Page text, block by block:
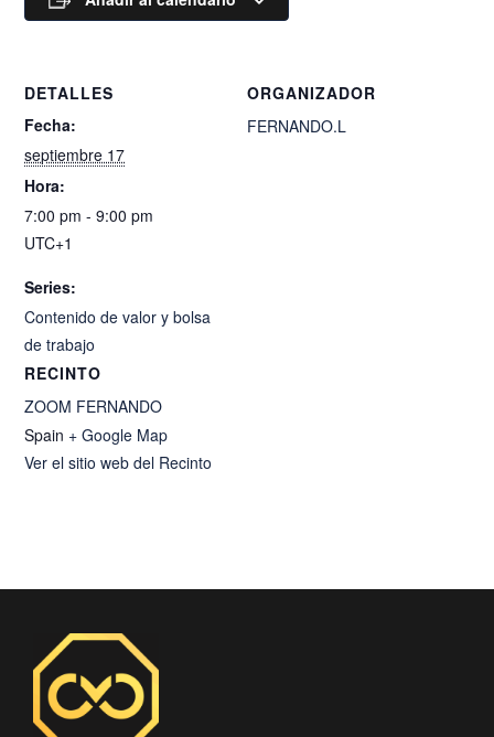
DETALLES
Fecha:
septiembre 17
Hora:
7:00 pm - 9:00 pm
UTC+1
Series:
Contenido de valor y bolsa
de trabajo
RECINTO
ZOOM FERNANDO
Spain + Google Map
Ver el sitio web del Recinto
ORGANIZADOR
FERNANDO.L